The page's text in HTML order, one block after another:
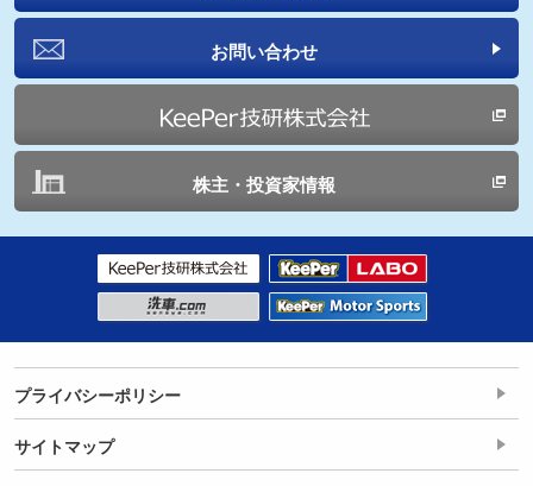
お問い合わせ
株主・投資家情報
プライバシーポリシー
サイトマップ